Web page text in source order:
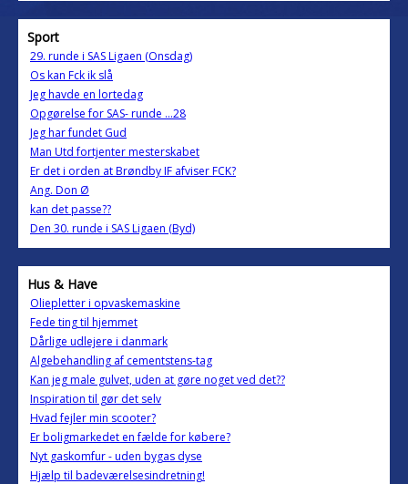
Sport
29. runde i SAS Ligaen (Onsdag)
Os kan Fck ik slå
Jeg havde en lortedag
Opgørelse for SAS- runde ...28
Jeg har fundet Gud
Man Utd fortjenter mesterskabet
Er det i orden at Brøndby IF afviser FCK?
Ang. Don Ø
kan det passe??
Den 30. runde i SAS Ligaen (Byd)
Hus & Have
Oliepletter i opvaskemaskine
Fede ting til hjemmet
Dårlige udlejere i danmark
Algebehandling af cementstens-tag
Kan jeg male gulvet, uden at gøre noget ved det??
Inspiration til gør det selv
Hvad fejler min scooter?
Er boligmarkedet en fælde for købere?
Nyt gaskomfur - uden bygas dyse
Hjælp til badeværelsesindretning!